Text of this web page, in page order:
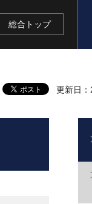
総合 トップ
更新日